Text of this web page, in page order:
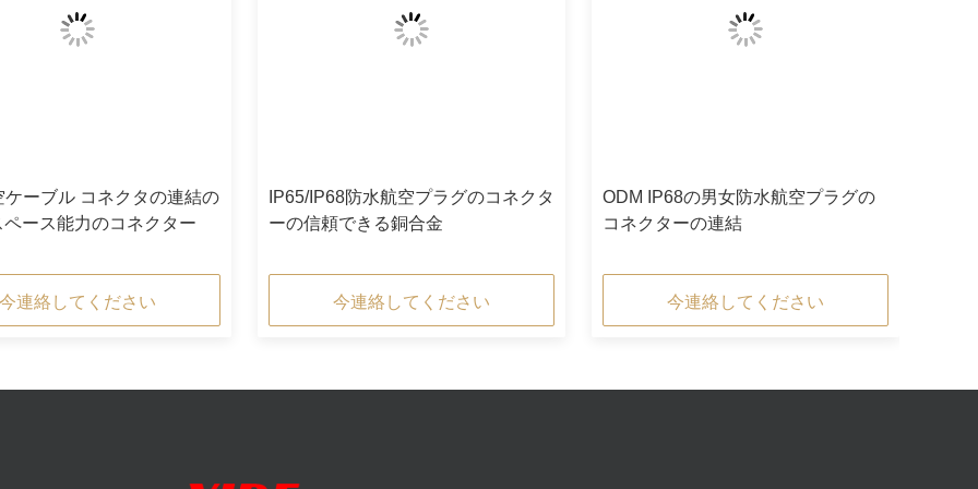
ケーブル コネクタの連結の
ース能力のコネクター
今連絡してください
IP65/IP68防水航空プラグのコネクタ
ーの信頼できる銅合金
今連絡してください
ODM IP68の男女防水航空プラグの
コネクターの連結
今連絡してください